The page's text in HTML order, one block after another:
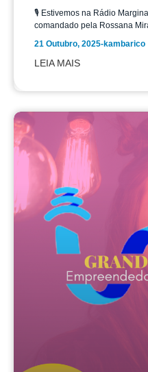
🎙️ Estivemos na Rádio
comandado pela Rossana
21 Outubro, 2025-kambarico
LEIA MAIS